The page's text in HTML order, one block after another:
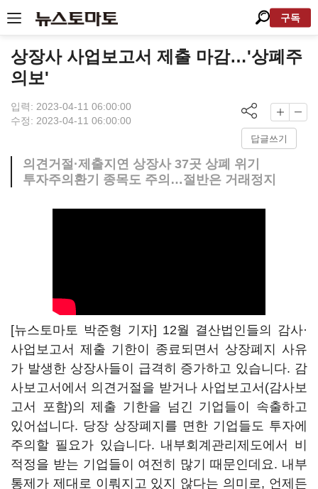
구독
상장사 사업보고서 제출 마감…'상폐주
의보'
입력: 2023-04-11 06:00:00
수정: 2023-04-11 06:00:00
답글쓰기
의견거절·제출지연 상장사 37곳 상폐 위기
투자주의환기 종목도 주의…절반은 거래정지
[뉴스토마토 박준형 기자] 12월 결산법인들의 감사·
사업보고서 제출 기한이 종료되면서 상장폐지 사유
가 발생한 상장사들이 급격히 증가하고 있습니다. 감
사보고서에서 의견거절을 받거나 사업보고서(감사보
고서 포함)의 제출 기한을 넘긴 기업들이 속출하고
있어섭니다. 당장 상장폐지를 면한 기업들도 투자에
주의할 필요가 있습니다. 내부회계관리제도에서 비
적정을 받는 기업들이 여전히 많기 때문인데요. 내부
통제가 제대로 이뤄지고 있지 않다는 의미로, 언제든